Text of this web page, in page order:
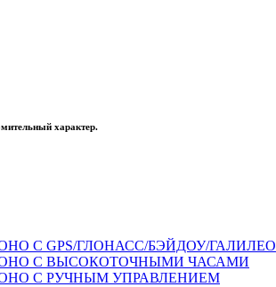
характер.
С GPS/ГЛОНАСС/БЭЙДОУ/ГАЛИЛЕО
С ВЫСОКОТОЧНЫМИ ЧАСАМИ
С РУЧНЫМ УПРАВЛЕНИЕМ